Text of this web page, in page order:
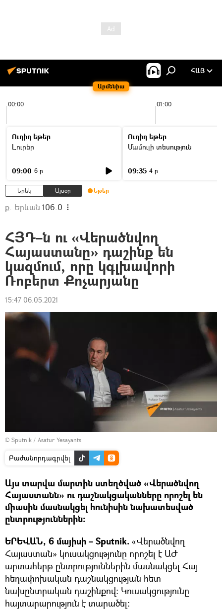
Արմենիա
ՀԱՅ
00:00 01:00
Ուղիղ եթեր
Լուրեր
09:00 6 ր
Ուղիղ եթեր
Մամուլի տեսություն
09:35 4 ր
Երեկ Այսօր Եթեր
ք. Երևան 106.0
ՀՅԴ–ն ու «Վերածնվող
Հայաստանը» դաշինք են
կազմում, որը կգլխավորի
Ռոբերտ Քոչարյանը
15:47 06.05.2021
© Sputnik / Asatur Yesayants
Բաժանորդագրվել
Այս տարվա մարտին ստեղծված «Վերածնվող
Հայաստանն» ու դաշնակցականները որոշել են
միասին մասնակցել հունիսին նախատեսված
ընտրություններին։
ԵՐԵՎԱՆ, 6 մայիսի – Sputnik. «Վերածնվող
Հայաստան» կուսակցությունը որոշել է ԱԺ
արտահերթ ընտրություններին մասնակցել Հայ
հեղափոխական դաշնակցության հետ
նախընտրական դաշինքով։ Կուսակցությունը
հայտարարություն է տարածել։